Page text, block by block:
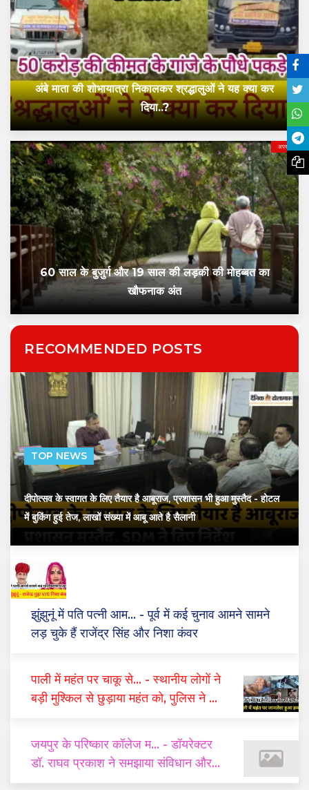
अंबे माता की शोभायात्रा निकालकर श्रद्धालुओं ने यह क्या कर
दिया..?
अपराध
60 साल के बुजुर्ग और 19 साल की लड़की की मोहब्बत का
खौफनाक अंत
RECOMMENDED POSTS
TOP NEWS
दीपोत्सव के स्वागत के लिए तैयार है आबूराज, प्रशासन भी हुआ मुस्तैद- होटल
में बुकिंग हुई तेज, लाखों संख्या में आबू आते है सैलानी
झुंझुनूं में पति पत्नी आम... - पूर्व में कई चुनाव आमने सामने
लड़ चुके हैं राजेंद्र सिंह और निशा कंवर
पाली में महंत पर चाकू से... - स्थानीय लोगों ने
बड़ी मुश्किल से छुड़ाया महंत को, पुलिस ने दो
जयपुर के परिष्कार कॉलेज म... - डॉयरेक्टर
डॉ. राघव प्रकाश ने समझाया संविधान और
यूसीसी का महत्व